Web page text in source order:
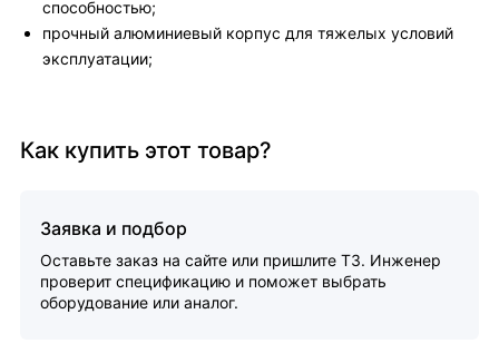
способностью;
прочный алюминиевый корпус для тяжелых условий
эксплуатации;
Как купить этот товар?
Заявка и подбор
Оставьте заказ на сайте или пришлите ТЗ. Инженер
проверит спецификацию и поможет выбрать
оборудование или аналог.